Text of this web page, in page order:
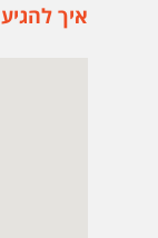
איך להגיע